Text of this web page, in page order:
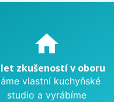
home
let zkušeností v oboru
vlastní kuchyňské
studio a vyrábíme